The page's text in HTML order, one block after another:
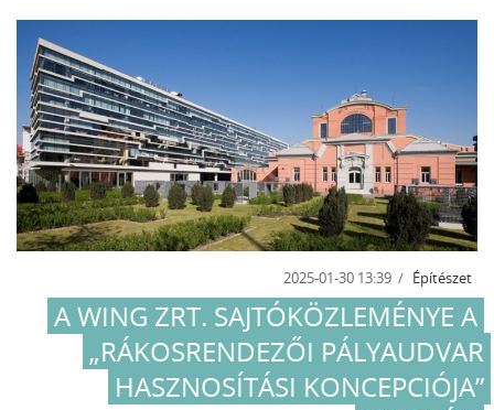
2025-01-30 13:39 Építészet
A WING ZRT. SAJTÓKÖZLEMÉNYE A
„RÁKOSRENDEZŐI PÁLYAUDVAR
HASZNOSÍTÁSI KONCEPCIÓJA”